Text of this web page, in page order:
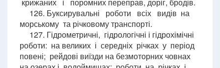
126. Буксирувальні роботи всіх видів на
морському та річковому транспорті.
127. Гідрометричні, гідрологічні і гідрохімічні
роботи: на великих і середніх річках у період
повені; рейдові виїзди на безмоторних човнах